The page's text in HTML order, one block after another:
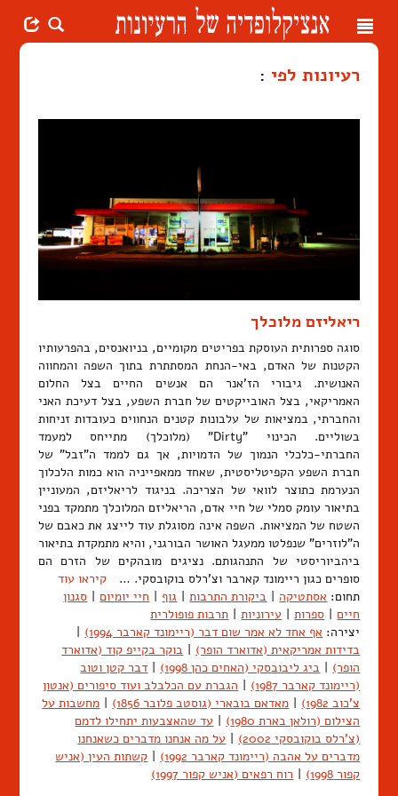
Toggle
רעיונות לפי :
ריאליזם מלוכלך
סוגה ספרותית העוסקת בפריטים מקומיים, בניואנסים, בהפרעותיו
הקטנות של האדם, באי-הנחת המסתתרת בתוך השפה והמחווה
האנושית. גיבורי הז'אנר הם אנשים החיים בצל החלום
האמריקאי, בצל האובייקטים של חברת השפע, בצל דעיכת האני
והחברתי, במציאות של עלבונות קטנים הנחווים כעובדות זניחות
בשוליים. הכינוי "Dirty" (מלוכלך) מתייחס למעמד
החברתי-כלכלי הנמוך של הדמויות, אך גם לממד ה"זבל" של
חברת השפע הקפיטליסטית, שאחד ממאפייניה הוא כמות הלכלוך
הנערמת כתוצר לוואי של הצריכה. בניגוד לריאליזם, המעוניין
בתיאור עומק סמלי של חיי אדם, הריאליזם המלוכלך מתמקד בפני
השטח של המציאות. השפה אינה מסוגלת עוד לייצג את כאבם של
ה"לוזרים" שנפלטו ממעגל האושר הבורגני, והיא מתמקדת בתיאור
ביהביוריסטי של התנהגותם. נציגים מובהקים של הזרם הם
סופרים כגון ריימונד קארבר וצ'רלס בוקובסקי. … קיראו עוד
תחום: אסתטיקה | ביקורת התרבות | גוף | חיי יומיום | סגנון
חיים | ספרות | עירוניות | תרבות פופולרית
יצירה: אף אחד לא אמר שום דבר (ריימונד קארבר 1994)
|
בדידות אמריקאית (אדוארד הופר) | בוקר בקייפ קוד (אדוארד
הופר) | ביג ליבובסקי (האחים כהן 1998) | דבר קטן וטוב
(ריימונד קארבר 1987)
| הגברת עם הכלבלב ועוד סיפורים (אנטון
צ'כוב 1982)
| מאדאם בובארי (גוסטב פלובר 1856) | מחשבות על
הצילום (רולאן בארת 1980)
| עד שהאצבעות יתחילו לדמם
(צ'רלס בוקובסקי 2002)
| על מה אנחנו מדברים כשאנחנו
מדברים על אהבה (ריימונד קארבר 1992)
| קשתות העין (אניש
קפור 1998)
| רוח רפאים (אניש קפור 1997)